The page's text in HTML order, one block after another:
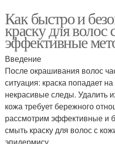
Как быстро и
краску для волос
эффективные
Введение
После окрашивания волос
ситуация: краска попадает
некрасивые следы. Удалить
кожа требует бережного
рассмотрим эффективные и
смыть краску для волос с
эпидермису.